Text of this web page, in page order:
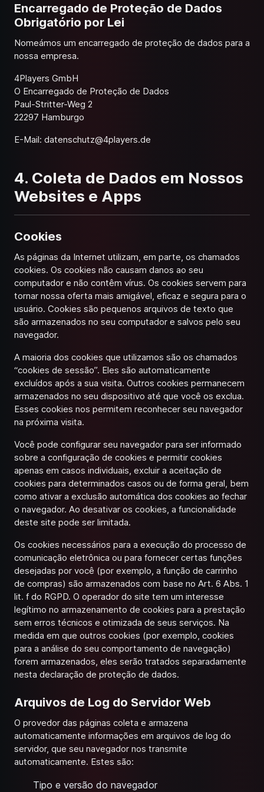
Encarregado de Proteção de Dados
Obrigatório por Lei
Nomeámos um encarregado de proteção de dados para a
nossa empresa.
4Players GmbH
O Encarregado de Proteção de Dados
Paul-Stritter-Weg 2
22297 Hamburgo
E-Mail: datenschutz@4players.de
4. Coleta de Dados em Nossos
Websites e Apps
Cookies
As páginas da Internet utilizam, em parte, os chamados
cookies. Os cookies não causam danos ao seu
computador e não contêm vírus. Os cookies servem para
tornar nossa oferta mais amigável, eficaz e segura para o
usuário. Cookies são pequenos arquivos de texto que
são armazenados no seu computador e salvos pelo seu
navegador.
A maioria dos cookies que utilizamos são os chamados
“cookies de sessão”. Eles são automaticamente
excluídos após a sua visita. Outros cookies permanecem
armazenados no seu dispositivo até que você os exclua.
Esses cookies nos permitem reconhecer seu navegador
na próxima visita.
Você pode configurar seu navegador para ser informado
sobre a configuração de cookies e permitir cookies
apenas em casos individuais, excluir a aceitação de
cookies para determinados casos ou de forma geral, bem
como ativar a exclusão automática dos cookies ao fechar
o navegador. Ao desativar os cookies, a funcionalidade
deste site pode ser limitada.
Os cookies necessários para a execução do processo de
comunicação eletrônica ou para fornecer certas funções
desejadas por você (por exemplo, a função de carrinho
de compras) são armazenados com base no Art. 6 Abs. 1
lit. f do RGPD. O operador do site tem um interesse
legítimo no armazenamento de cookies para a prestação
sem erros técnicos e otimizada de seus serviços. Na
medida em que outros cookies (por exemplo, cookies
para a análise do seu comportamento de navegação)
forem armazenados, eles serão tratados separadamente
nesta declaração de proteção de dados.
Arquivos de Log do Servidor Web
O provedor das páginas coleta e armazena
automaticamente informações em arquivos de log do
servidor, que seu navegador nos transmite
automaticamente. Estes são:
Tipo e versão do navegador